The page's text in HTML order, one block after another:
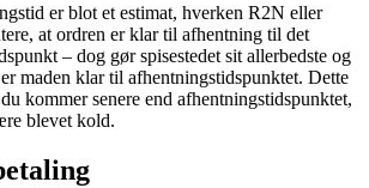
er blot et estimat, hverken R2N eller
at ordren er klar til afhentning til det
– dog gør spisestedet sit allerbedste og
maden klar til afhentningstidspunktet. Dette
kommer senere end afhentningstidspunktet,
blevet kold.